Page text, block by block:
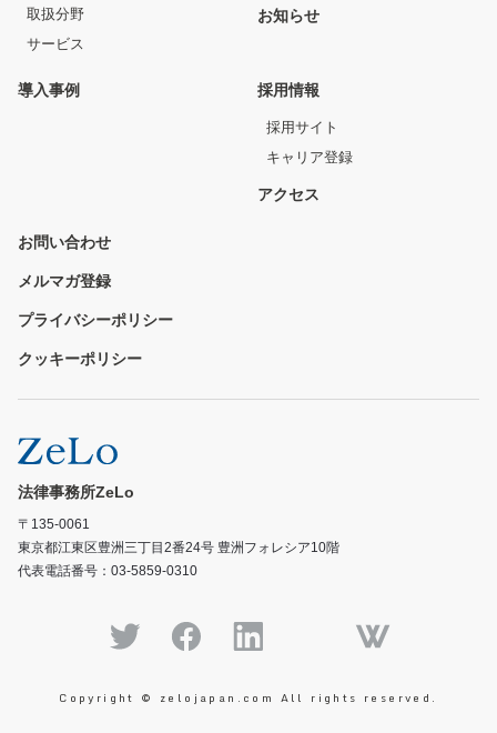
取扱分野
サービス
お知らせ
導入事例 採用情報
採用サイト
キャリア登録
アクセス
お問い合わせ
メルマガ登録
プライバシーポリシー
クッキーポリシー
法律事務所ZeLo
〒135-0061
東京都江東区豊洲三丁目2番24号 豊洲フォレシア10階
代表電話番号：03-5859-0310
Copyright © zelojapan.com All rights reserved.